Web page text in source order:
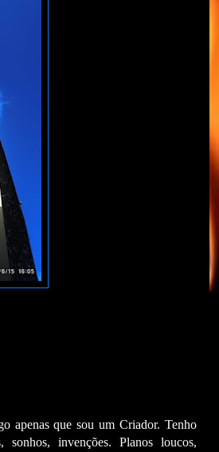
apenas que sou um Criador. Tenho
invenções. Planos loucos,